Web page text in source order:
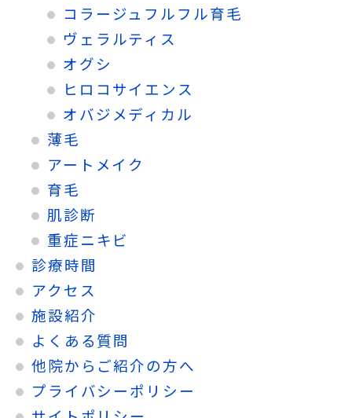
コラージュフルフル育毛
ヴェラルティス
オグシ
ヒロコサイエンス
オバジメディカル
薄毛
アートメイク
育毛
肌診断
重症ニキビ
診療時間
アクセス
施設紹介
よくある質問
他院からご紹介の方へ
プライバシーポリシー